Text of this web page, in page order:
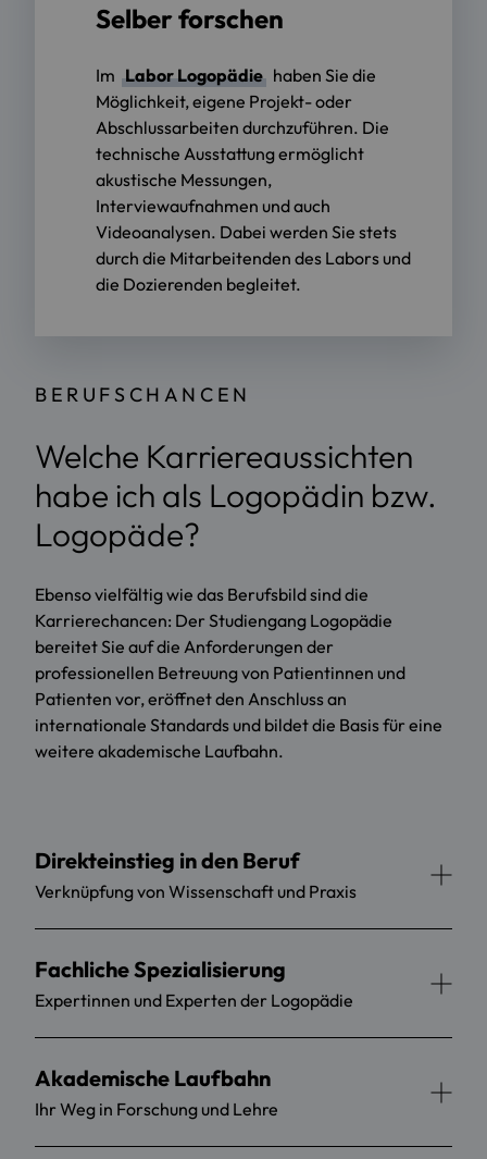
Selber forschen
Im Labor Logopädie haben Sie die
Möglichkeit, eigene Projekt- oder
Abschlussarbeiten durchzuführen. Die
technische Ausstattung ermöglicht
akustische Messungen,
Interviewaufnahmen und auch
Videoanalysen. Dabei werden Sie stets
durch die Mitarbeitenden des Labors und
die Dozierenden begleitet.
BERUFSCHANCEN
Welche Karriereaussichten
habe ich als Logopädin bzw.
Logopäde?
Ebenso vielfältig wie das Berufsbild sind die
Karrierechancen: Der Studiengang Logopädie
bereitet Sie auf die Anforderungen der
professionellen Betreuung von Patientinnen und
Patienten vor, eröffnet den Anschluss an
internationale Standards und bildet die Basis für eine
weitere akademische Laufbahn.
Direkteinstieg in den Beruf
Verknüpfung von Wissenschaft und Praxis
Fachliche Spezialisierung
Expertinnen und Experten der Logopädie
Akademische Laufbahn
Ihr Weg in Forschung und Lehre